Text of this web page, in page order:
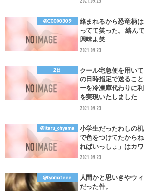
@C0000309
絡まれるから恐竜柄
ってて笑った。 絡ん
興味よ笑
2021.09.23
2日
クール宅急便を用い
の日時指定で送るこ
ーを冷凍庫代わりに
を実現いたしました
2021.09.23
@itaru_ohyama
小学生だったわしの
で色をつけてたから
ればいっしょ」はカワ
2021.09.23
@tyomateee
人間かと思いきやウ
だった件。